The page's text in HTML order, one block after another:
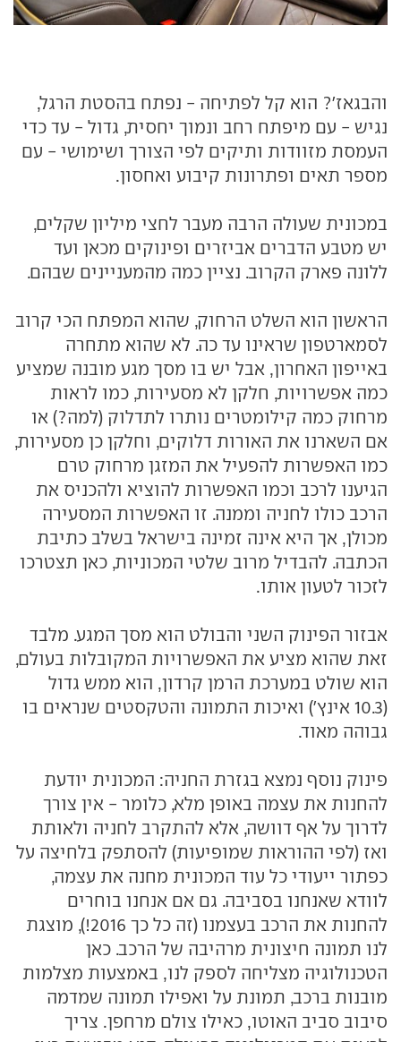
והבגאז'? הוא קל לפתיחה - נפתח בהסטת הרגל,
נגיש - עם מיפתח רחב ונמוך יחסית, גדול - עד כדי
העמסת מזוודות ותיקים לפי הצורך ושימושי - עם
מספר תאים ופתרונות קיבוע ואחסון.
במכונית שעולה הרבה מעבר לחצי מיליון שקלים,
יש מטבע הדברים אביזרים ופינוקים מכאן ועד
ללונה פארק הקרוב. נציין כמה מהמעניינים שבהם.
הראשון הוא השלט הרחוק, שהוא המפתח הכי קרוב
לסמארטפון שראינו עד כה. לא שהוא מתחרה
באייפון האחרון, אבל יש בו מסך מגע מובנה שמציע
כמה אפשרויות, חלקן לא מסעירות, כמו לראות
מרחוק כמה קילומטרים נותרו לתדלוק (למה?) או
אם השארנו את האורות דלוקים, וחלקן כן מסעירות,
כמו האפשרות להפעיל את המזגן מרחוק טרם
הגיענו לרכב וכמו האפשרות להוציא ולהכניס את
הרכב כולו לחניה וממנה. זו האפשרות המסעירה
מכולן, אך היא אינה זמינה בישראל בשלב כתיבת
הכתבה. להבדיל מרוב שלטי המכוניות, כאן תצטרכו
לזכור לטעון אותו.
אבזור הפינוק השני והבולט הוא מסך המגע. מלבד
זאת שהוא מציע את האפשרויות המקובלות בעולם,
הוא שולט במערכת הרמן קרדון, הוא ממש גדול
(10.3 אינץ') ואיכות התמונה והטקסטים שנראים בו
גבוהה מאוד.
פינוק נוסף נמצא בגזרת החניה: המכונית יודעת
להחנות את עצמה באופן מלא, כלומר - אין צורך
לדרוך על אף דוושה, אלא להתקרב לחניה ולאותת
ואז (לפי ההוראות שמופיעות) להסתפק בלחיצה על
כפתור ייעודי כל עוד המכונית מחנה את עצמה,
לוודא שאנחנו בסביבה. גם אם אנחנו בוחרים
להחנות את הרכב בעצמנו (זה כל כך 2016!), מוצגת
לנו תמונה חיצונית מרהיבה של הרכב. כאן
הטכנולוגיה מצליחה לספק לנו, באמצעות מצלמות
מובנות ברכב, תמונת על ואפילו תמונה שמדמה
סיבוב סביב האוטו, כאילו צולם מרחפן. צריך